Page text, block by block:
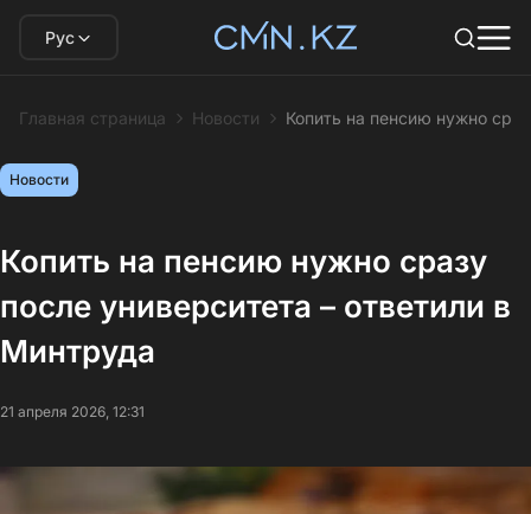
Рус
Главная страница Новости Копить на пенсию нужно
Новости
Копить на пенсию нужно сразу
после университета – ответили в
Минтруда
21 апреля 2026, 12:31